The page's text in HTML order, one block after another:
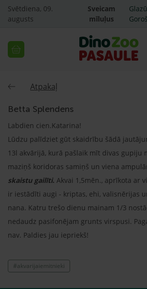
Svētdiena, 09.
augusts
Sveicam
mīluļus
Atpakaļ
Betta Splendens
Labdien cien.Katarina!
Lūdzu palīdziet gūt skaidrību šādā
13l akvārijā, kurā pašlaik mīt divas gupiju
maziņš koridoras samiņš un viena
skaistu gailīti. Akvai 1,5mēn., aprīkota ar
ir iestādīti augi - kriptas, ehi, valisnērijas
nana. Katru trešo dienu mainam 1/3
nedaudz pasifonējam grunts virspusi.
nav. Paldies jau iepriekš!
#akvarijaiemitnieki